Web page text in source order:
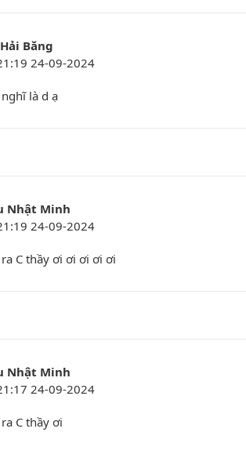
Băng
24-09-2024
nghĩ là d ạ
Nhật Minh
24-09-2024
ra C thầy ơi ơi ơi ơi ơi
Nhật Minh
24-09-2024
C thầy ơi